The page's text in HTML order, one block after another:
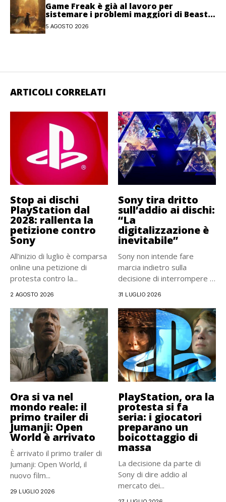
Game Freak è già al lavoro per
sistemare i problemi maggiori di Beast
of Reincarnation
5 AGOSTO 2026
ARTICOLI CORRELATI
Stop ai dischi
PlayStation dal
2028: rallenta la
petizione contro
Sony
All’inizio di luglio è comparsa
online una petizione di
protesta contro la...
2 AGOSTO 2026
Sony tira dritto
sull’addio ai dischi:
“La
digitalizzazione è
inevitabile”
Sony non intende fare
marcia indietro sulla
decisione di interrompere la
31 LUGLIO 2026
Ora si va nel
mondo reale: il
primo trailer di
Jumanji: Open
World è arrivato
È arrivato il primo trailer di
Jumanji: Open World, il
nuovo film...
29 LUGLIO 2026
PlayStation, ora la
protesta si fa
seria: i giocatori
preparano un
boicottaggio di
massa
La decisione da parte di
Sony di dire addio al
mercato dei...